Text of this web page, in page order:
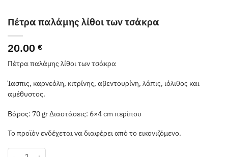
Πέτρα παλάμης λίθοι των τσάκρα
20.00 €
Πέτρα παλάμης λίθοι των τσάκρα
Ίασπις, καρνεόλη, κιτρίνης, αβεντουρίνη, λάπις, ιόλιθος και
αμέθυστος.
Βάρος: 70 gr Διαστάσεις: 6×4 cm περίπου
Το προϊόν ενδέχεται να διαφέρει από το εικονιζόμενο.
Πέτρα παλάμης λίθοι των τσάκρα ποσότητα